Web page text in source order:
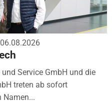
06.08.2026
Service GmbH und die
treten ab sofort
Namen...